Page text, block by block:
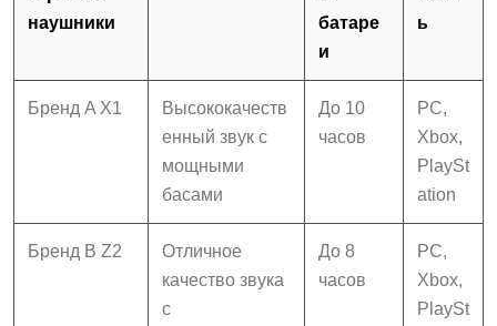
наушники
батаре
и
ь
Бренд A X1
Высококачеств
енный звук с
мощными
басами
До 10
часов
PC,
Xbox,
PlaySt
ation
Бренд B Z2
Отличное
качество звука
с
До 8
часов
PC,
Xbox,
PlaySt